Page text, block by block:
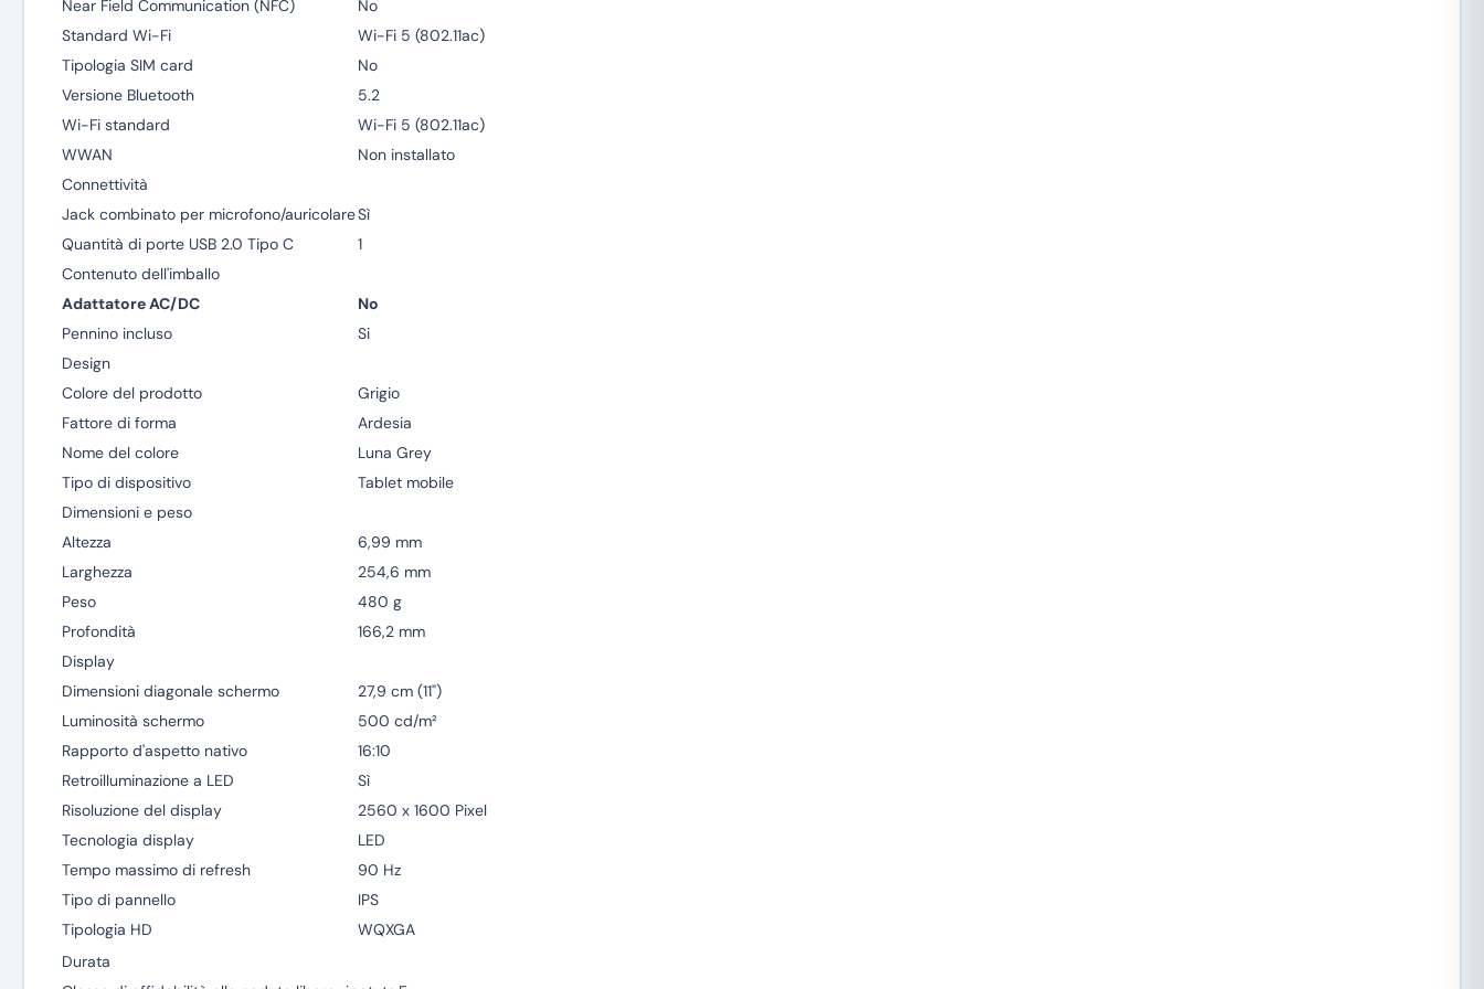
Near Field Communication (NFC)
No
Standard Wi-Fi
Wi-Fi 5 (802.11ac)
Tipologia SIM card
No
Versione Bluetooth
5.2
Wi-Fi standard
Wi-Fi 5 (802.11ac)
WWAN
Non installato
Connettività
Jack combinato per microfono/auricolareSì
Quantità di porte USB 2.0 Tipo C
1
Contenuto dell'imballo
Adattatore AC/DC
No
Pennino incluso
Si
Design
Colore del prodotto
Grigio
Fattore di forma
Ardesia
Nome del colore
Luna Grey
Tipo di dispositivo
Tablet mobile
Dimensioni e peso
Altezza
6,99 mm
Larghezza
254,6 mm
Peso
480 g
Profondità
166,2 mm
Display
Dimensioni diagonale schermo
27,9 cm (11")
Luminosità schermo
500 cd/m²
Rapporto d'aspetto nativo
16:10
Retroilluminazione a LED
Sì
Risoluzione del display
2560 x 1600 Pixel
Tecnologia display
LED
Tempo massimo di refresh
90 Hz
Tipo di pannello
IPS
Tipologia HD
WQXGA
Durata